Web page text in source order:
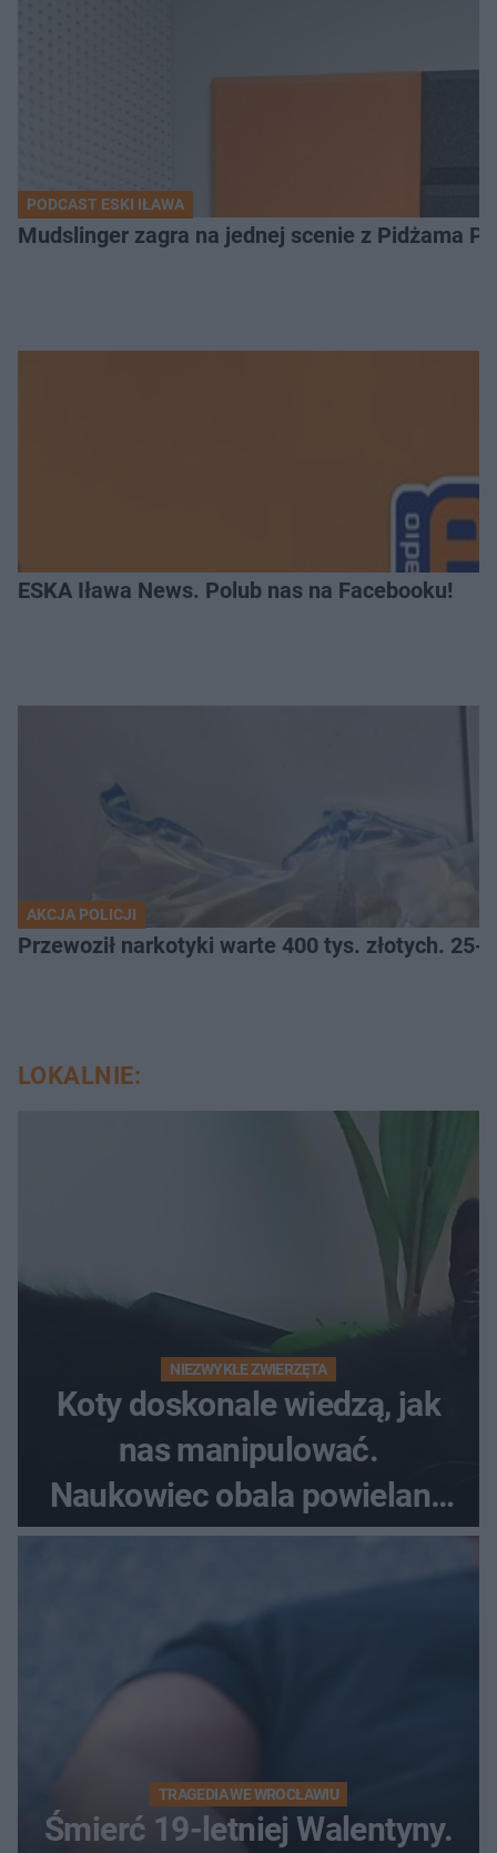
PODCAST ESKI IŁAWA
Mudslinger zagra na jednej scenie z Pidżama
ESKA Iława News. Polub nas na Facebooku!
AKCJA POLICJI
Przewoził narkotyki warte 400 tys. złotych.
LOKALNIE:
NIEZWYKŁE ZWIERZĘTA
Koty doskonale wiedzą, jak
nas manipulować.
Naukowiec obala powielane
od lat mity na ich temat
TRAGEDIA WE WROCŁAWIU
Śmierć 19-letniej Walentyny.